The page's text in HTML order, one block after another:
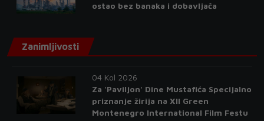
ostao bez banaka i dobavljača
Zanimljivosti
04 Kol 2026
Za 'Paviljon' Dine Mustafića Specijalno
priznanje žirija na XII Green
Montenegro International Film Festu